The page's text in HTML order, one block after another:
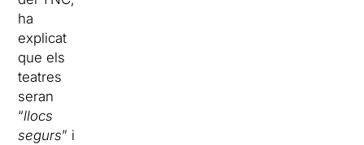
ha
explicat
que els
teatres
seran
“llocs
segurs” i